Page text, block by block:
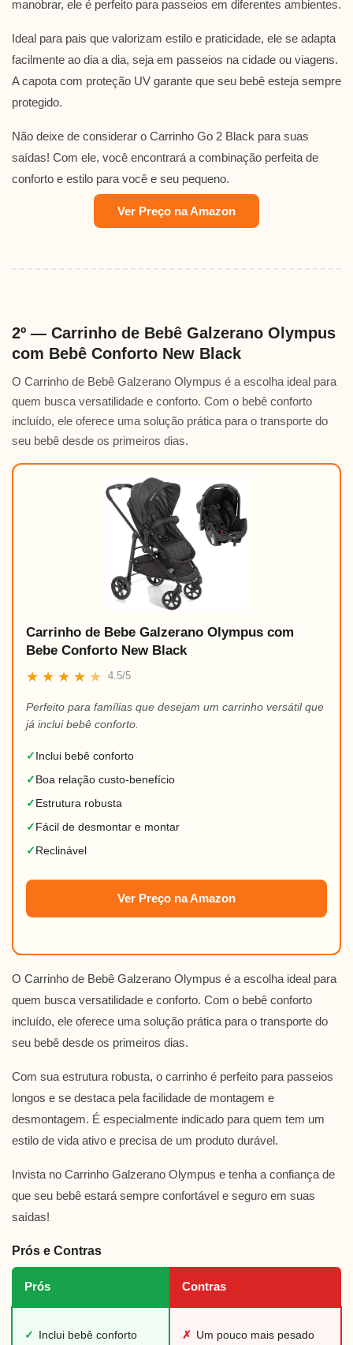
manobrar, ele é perfeito para passeios em diferentes ambientes.
Ideal para pais que valorizam estilo e praticidade, ele se adapta
facilmente ao dia a dia, seja em passeios na cidade ou viagens.
A capota com proteção UV garante que seu bebê esteja sempre
protegido.
Não deixe de considerar o Carrinho Go 2 Black para suas
saídas! Com ele, você encontrará a combinação perfeita de
conforto e estilo para você e seu pequeno.
Ver Preço na Amazon
2º — Carrinho de Bebê Galzerano Olympus
com Bebê Conforto New Black
O Carrinho de Bebê Galzerano Olympus é a escolha ideal para
quem busca versatilidade e conforto. Com o bebê conforto
incluído, ele oferece uma solução prática para o transporte do
seu bebê desde os primeiros dias.
Carrinho de Bebe Galzerano Olympus com
Bebe Conforto New Black
★ ★ ★ ★ ★ 4.5/5
Perfeito para famílias que desejam um carrinho versátil que
já inclui bebê conforto.
✓ Inclui bebê conforto
✓ Boa relação custo-benefício
✓ Estrutura robusta
✓ Fácil de desmontar e montar
✓ Reclinável
Ver Preço na Amazon
O Carrinho de Bebê Galzerano Olympus é a escolha ideal para
quem busca versatilidade e conforto. Com o bebê conforto
incluído, ele oferece uma solução prática para o transporte do
seu bebê desde os primeiros dias.
Com sua estrutura robusta, o carrinho é perfeito para passeios
longos e se destaca pela facilidade de montagem e
desmontagem. É especialmente indicado para quem tem um
estilo de vida ativo e precisa de um produto durável.
Invista no Carrinho Galzerano Olympus e tenha a confiança de
que seu bebê estará sempre confortável e seguro em suas
saídas!
Prós e Contras
Prós Contras
✓ Inclui bebê conforto ✗ Um pouco mais pesado